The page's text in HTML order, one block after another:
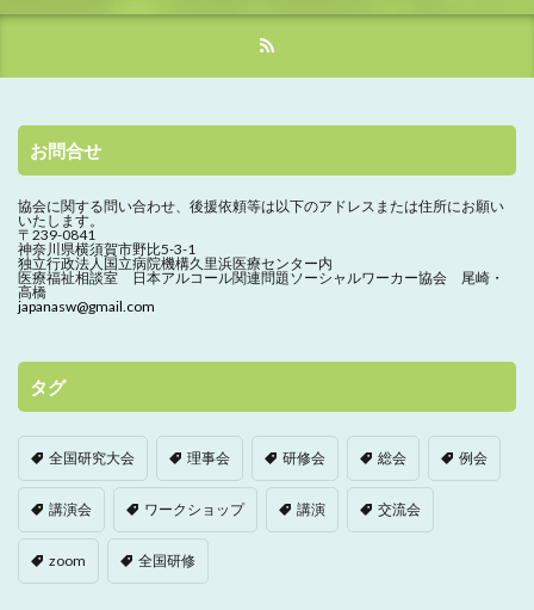
お問合せ
協会に関する問い合わせ、 後援依頼等は以下のアドレスまたは住所にお願い
いたします。
〒239-0841
神奈川県横須賀市野比5-3-1
独立行政法人国立病院機構久里浜医療センター内
医療福祉相談室 日本アルコール関連問題ソーシャルワーカー協会 尾崎・
高橋
japanasw@gmail.com
タグ
全国研究大会 理事会 研修会 総会 例会
講演会 ワークショップ 講演 交流会
zoom 全国研修